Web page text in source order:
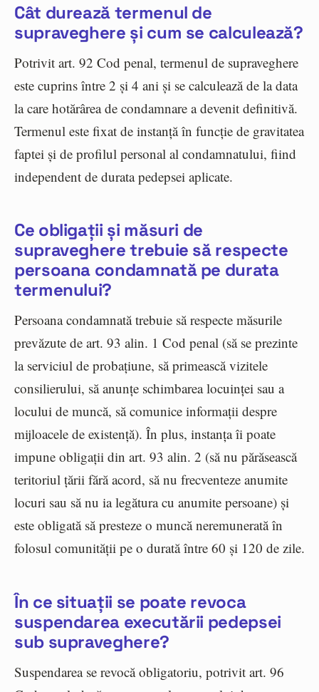
Cât durează termenul de
supraveghere și cum se calculează?
Potrivit art. 92 Cod penal, termenul de supraveghere
este cuprins între 2 și 4 ani și se calculează de la data
la care hotărârea de condamnare a devenit definitivă.
Termenul este fixat de instanță în funcție de gravitatea
faptei și de profilul personal al condamnatului, fiind
independent de durata pedepsei aplicate.
Ce obligații și măsuri de
supraveghere trebuie să respecte
persoana condamnată pe durata
termenului?
Persoana condamnată trebuie să respecte măsurile
prevăzute de art. 93 alin. 1 Cod penal (să se prezinte
la serviciul de probațiune, să primească vizitele
consilierului, să anunțe schimbarea locuinței sau a
locului de muncă, să comunice informații despre
mijloacele de existență). În plus, instanța îi poate
impune obligații din art. 93 alin. 2 (să nu părăsească
teritoriul țării fără acord, să nu frecventeze anumite
locuri sau să nu ia legătura cu anumite persoane) și
este obligată să presteze o muncă neremunerată în
folosul comunității pe o durată între 60 și 120 de zile.
În ce situații se poate revoca
suspendarea executării pedepsei
sub supraveghere?
Suspendarea se revocă obligatoriu, potrivit art. 96